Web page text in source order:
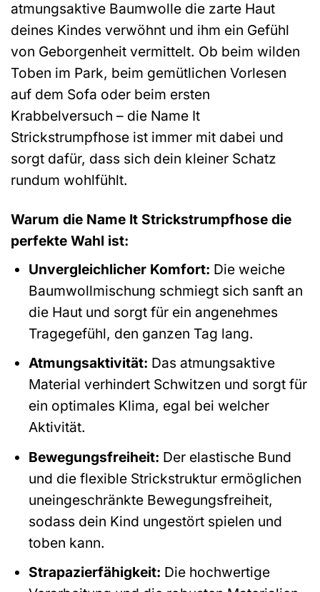
atmungsaktive Baumwolle die zarte Haut
deines Kindes verwöhnt und ihm ein Gefühl
von Geborgenheit vermittelt. Ob beim wilden
Toben im Park, beim gemütlichen Vorlesen
auf dem Sofa oder beim ersten
Krabbelversuch – die Name It
Strickstrumpfhose ist immer mit dabei und
sorgt dafür, dass sich dein kleiner Schatz
rundum wohlfühlt.
Warum die Name It Strickstrumpfhose die
perfekte Wahl ist:
Unvergleichlicher Komfort: Die weiche
Baumwollmischung schmiegt sich sanft an
die Haut und sorgt für ein angenehmes
Tragegefühl, den ganzen Tag lang.
Atmungsaktivität: Das atmungsaktive
Material verhindert Schwitzen und sorgt für
ein optimales Klima, egal bei welcher
Aktivität.
Bewegungsfreiheit: Der elastische Bund
und die flexible Strickstruktur ermöglichen
uneingeschränkte Bewegungsfreiheit,
sodass dein Kind ungestört spielen und
toben kann.
Strapazierfähigkeit: Die hochwertige